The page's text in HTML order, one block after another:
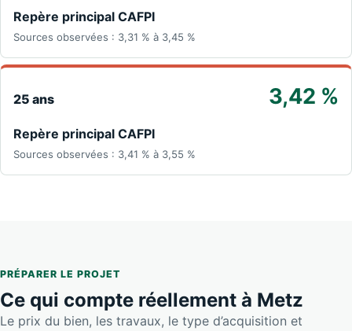
Repère principal CAFPI
Sources observées : 3,31 % à 3,45 %
25 ans 3,42 %
Repère principal CAFPI
Sources observées : 3,41 % à 3,55 %
PRÉPARER LE PROJET
Ce qui compte réellement à Metz
Le prix du bien, les travaux, le type d’acquisition et